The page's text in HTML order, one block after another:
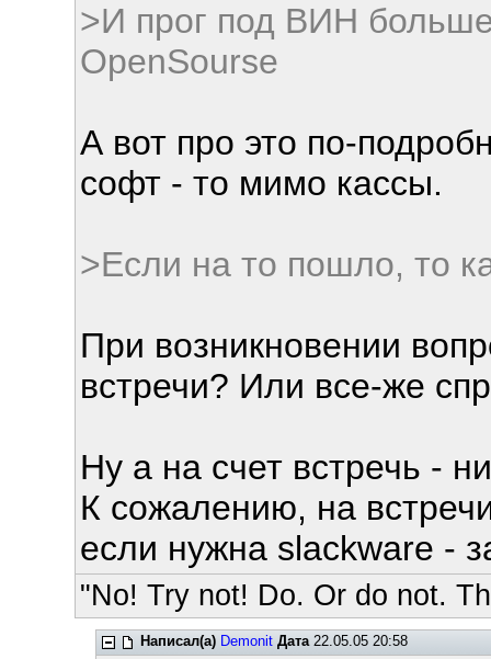
>И прог под ВИН
OpenSourse
А вот про это по-
софт - то мимо кассы.
>Если на то пошло, то
При возникновении
встречи? Или все-же
Ну а на счет встречь -
К сожалению, на
если нужна slackware -
"No! Try not! Do. Or do not.
Написал(а) Demonit Дата22.05.05 20:58